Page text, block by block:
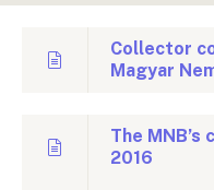
Collector
Magyar
The
2016